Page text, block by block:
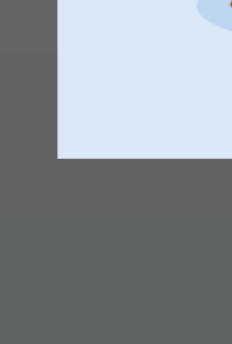
Hei Marja-Riitta
Suuret